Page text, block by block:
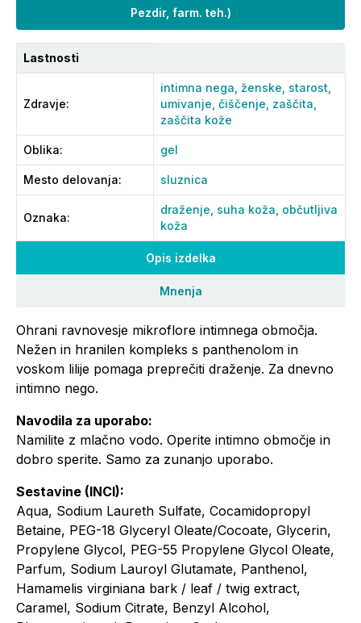
Opis izdelka
Mnenja
Ohrani ravnovesje mikroflore intimnega območja.
Nežen in hranilen kompleks s panthenolom in
voskom lilije pomaga preprečiti draženje. Za dnevno
intimno nego.
Navodila za uporabo:
Namilite z mlačno vodo. Operite intimno območje in
dobro sperite. Samo za zunanjo uporabo.
Sestavine (INCI):
Aqua, Sodium Laureth Sulfate, Cocamidopropyl
Betaine, PEG-18 Glyceryl Oleate/Cocoate, Glycerin,
Propylene Glycol, PEG-55 Propylene Glycol Oleate,
Parfum, Sodium Lauroyl Glutamate, Panthenol,
Hamamelis virginiana bark / leaf / twig extract,
Caramel, Sodium Citrate, Benzyl Alcohol,
Pezdir, farm. teh.)
Lastnosti
Zdravje:
intimna nega, ženske, starost,
umivanje, čiščenje, zaščita,
zaščita kože
Oblika: gel
Mesto delovanja: sluznica
Oznaka:
draženje, suha koža, občutljiva
koža